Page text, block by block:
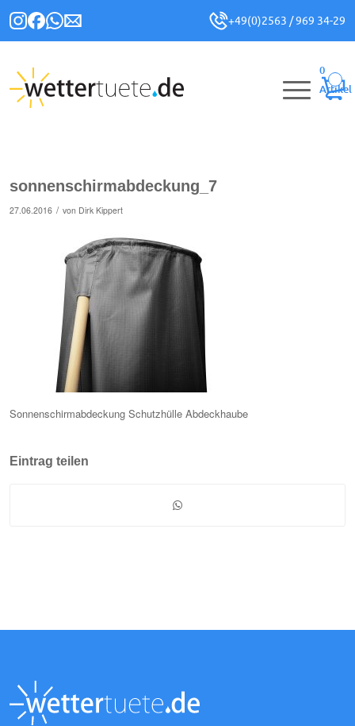
+49(0)2563 / 969 34-29
0
Artikel
sonnenschirmabdeckung_7
27.06.2016 / von Dirk Kippert
Sonnenschirmabdeckung Schutzhülle Abdeckhaube
Eintrag teilen